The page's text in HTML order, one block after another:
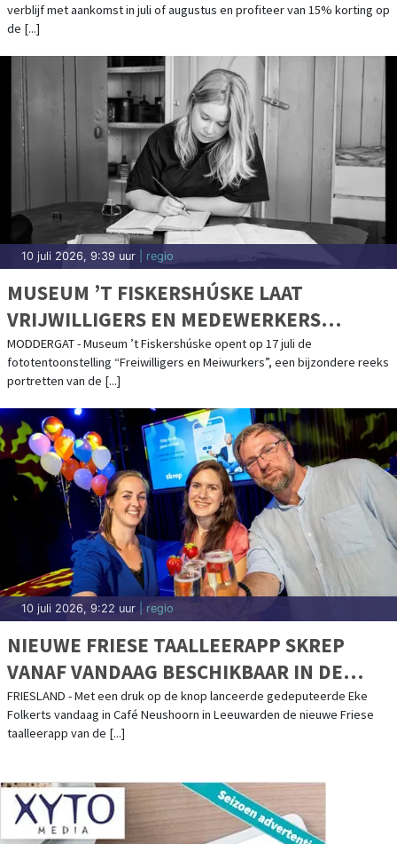
verblijf met aankomst in juli of augustus en profiteer van 15% korting op
de [...]
10 juli 2026, 9:39 uur | regio
MUSEUM ’T FISKERSHÚSKE LAAT
VRIJWILLIGERS EN MEDEWERKERS
PORTRETEREN
MODDERGAT - Museum ’t Fiskershúske opent op 17 juli de
fototentoonstelling “Freiwilligers en Meiwurkers”, een bijzondere reeks
portretten van de [...]
10 juli 2026, 9:22 uur | regio
NIEUWE FRIESE TAALLEERAPP SKREP
VANAF VANDAAG BESCHIKBAAR IN DE
APPSTORES
FRIESLAND - Met een druk op de knop lanceerde gedeputeerde Eke
Folkerts vandaag in Café Neushoorn in Leeuwarden de nieuwe Friese
taalleerapp van de [...]